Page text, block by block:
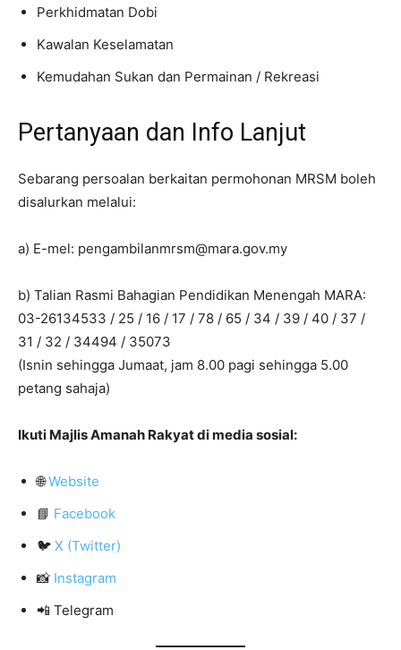
Perkhidmatan Dobi
Kawalan Keselamatan
Kemudahan Sukan dan Permainan / Rekreasi
Pertanyaan dan Info Lanjut
Sebarang persoalan berkaitan permohonan MRSM boleh
disalurkan melalui:
a) E-mel: pengambilanmrsm@mara.gov.my
b) Talian Rasmi Bahagian Pendidikan Menengah MARA:
03-26134533 / 25 / 16 / 17 / 78 / 65 / 34 / 39 / 40 / 37 /
31 / 32 / 34494 / 35073
(Isnin sehingga Jumaat, jam 8.00 pagi sehingga 5.00
petang sahaja)
Ikuti Majlis Amanah Rakyat di media sosial:
🌐Website
📘 Facebook
🐦 X (Twitter)
📸 Instagram
📲 Telegram